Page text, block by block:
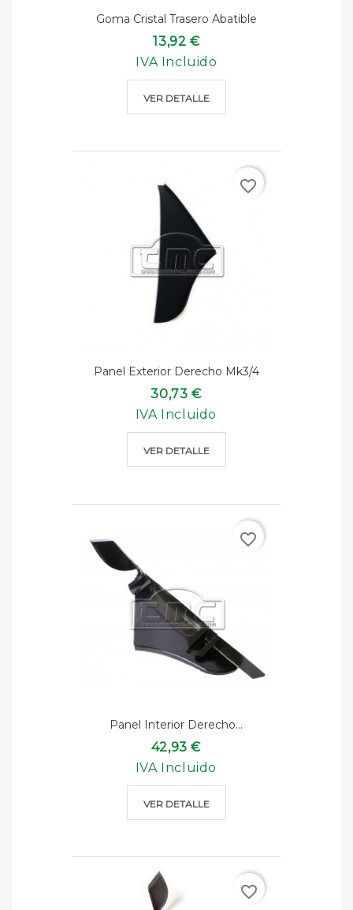
Goma Cristal Trasero Abatible
13,92 €
IVA Incluido
VER DETALLE
Panel Exterior Derecho Mk3/4
30,73 €
IVA Incluido
VER DETALLE
favorite_border
Panel Interior Derecho...
42,93 €
IVA Incluido
VER DETALLE
favorite_border
favorite_border